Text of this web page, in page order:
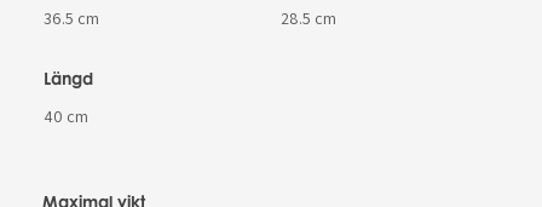
36.5 cm 28.5 cm
Längd
40 cm
Maximal vikt